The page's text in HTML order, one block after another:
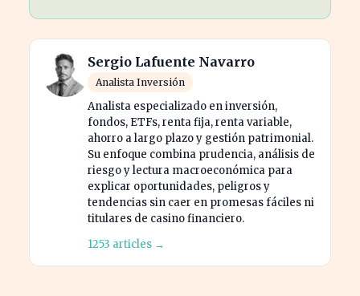
Sergio Lafuente Navarro
Analista Inversión
Analista especializado en inversión,
fondos, ETFs, renta fija, renta variable,
ahorro a largo plazo y gestión patrimonial.
Su enfoque combina prudencia, análisis de
riesgo y lectura macroeconómica para
explicar oportunidades, peligros y
tendencias sin caer en promesas fáciles ni
titulares de casino financiero.
1253 articles →